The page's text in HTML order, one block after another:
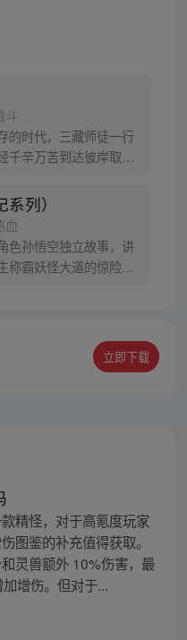
斗
的时代，三藏师徒一行
千辛万苦到达彼岸取
慢慢揭露，暗魂四起,
归位，小狼妖白狼不
大法师，和他一起重新
“西行小队”，再度踏
列）
血
色孙悟空独立故事，讲
称霸妖怪大道的惊险历
次破石而出，背负着守
打败了妖怪大道的霸
立即下载
精怪，对于高氪度玩家
图鉴的补充值得获取。
灵兽额外 10%伤害，最
增伤。但对于...